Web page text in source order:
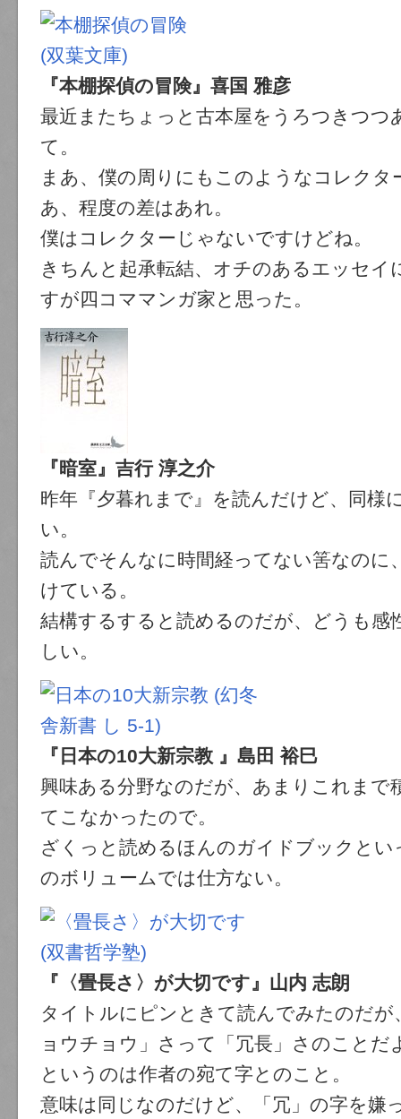
『本棚探偵の冒険』喜国 雅彦
最近またちょっと古本屋をうろつきつつ
て。
まあ、僕の周りにもこのようなコレクタ
あ、程度の差はあれ。
僕はコレクターじゃないですけどね。
きちんと起承転結、オチのあるエッセイ
すが四コママンガ家と思った。
『暗室』吉行 淳之介
昨年『夕暮れまで』を読んだけど、同様
い。
読んでそんなに時間経ってない筈なのに
けている。
結構するすると読めるのだが、どうも感
しい。
『日本の10大新宗教 』島田 裕巳
興味ある分野なのだが、あまりこれまで
てこなかったので。
ざくっと読めるほんのガイドブックとい
のボリュームでは仕方ない。
『〈畳長さ〉が大切です』山内 志朗
タイトルにピンときて読んでみたのだが
ョウチョウ」さって「冗長」さのことだ
というのは作者の宛て字とのこと。
意味は同じなのだけど、「冗」の字を嫌